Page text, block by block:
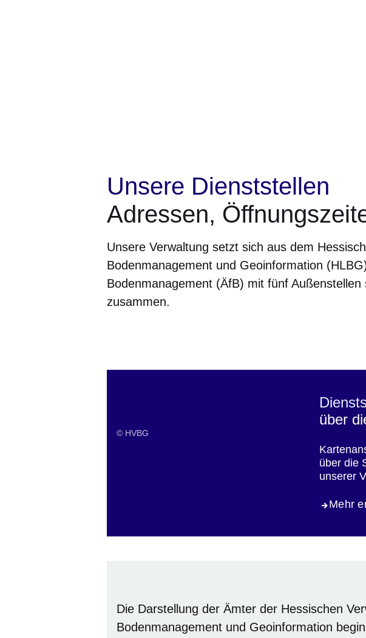
Unsere Dienststellen
Adressen,
Unsere Verwaltung setzt sich aus dem
Bodenmanagement und Geoinformation
Bodenmanagement (ÄfB) mit fünf Außenstellen
zusammen.
© HVBG
über
über die
unserer
Mehr
Die Darstellung der Ämter der Hessischen
Bodenmanagement und Geoinformation